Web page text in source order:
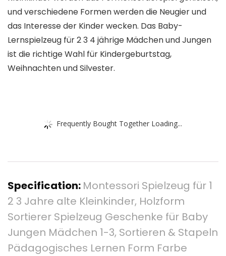
und verschiedene Formen werden die Neugier und
das Interesse der Kinder wecken. Das Baby-
Lernspielzeug für 2 3 4 jährige Mädchen und Jungen
ist die richtige Wahl für Kindergeburtstag,
Weihnachten und Silvester.
Frequently Bought Together Loading...
Specification: Montessori Spielzeug für 1
2 3 Jahre alte Kleinkinder, Holzform
Sortierer Spielzeug Geschenke für Baby
Jungen Mädchen 1-3, Sortieren & Stapeln
Pädagogisches Lernen Form Farbe